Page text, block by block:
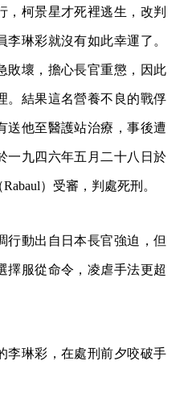
，柯景星才死裡逃生，改判
琳彩就沒有如此幸運了。
敗壞，擔心長官重懲，因此
。結果這名營養不良的戰俘
送他至醫護站治療，事後遭
一九四六年五月二十八日於
）受審，判處死刑。
行動出自日本長官強迫，但
擇服從命令，凌虐手法更超
李琳彩，在處刑前夕咬破手